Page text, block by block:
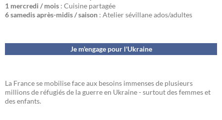
1 mercredi / mois : Cuisine partagée
6 samedis après-midis / saison : Atelier sévillane ados/adultes
Je m'engage pour l'Ukraine
La France se mobilise face aux besoins immenses de plusieurs
millions de réfugiés de la guerre en Ukraine - surtout des femmes et
des enfants.